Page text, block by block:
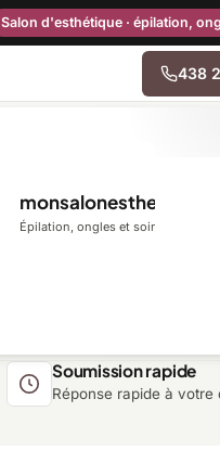
Salon d'esthétique · épilation,
Centre-du-Québec
Mauricie
438
monsalonesthetique.ca
Épilation, ongles et soins du visage
Soumission rapide
Réponse rapide à votre